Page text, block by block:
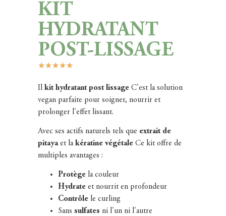
KIT
HYDRATANT
POST-LISSAGE
★★★★★
Il kit hydratant post lissage C'est la solution
vegan parfaite pour soigner, nourrir et
prolonger l'effet lissant.
Avec ses actifs naturels tels que extrait de
pitayaet lakératine végétale Ce kit offre de
multiples avantages :
Protège la couleur
Hydrate et nourrit en profondeur
Contrôle le curling
Sans sulfates ni l'un ni l'autre